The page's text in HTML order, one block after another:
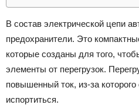
В состав электрической цепи
предохранители. Это
которые созданы для того,
элементы от перегрузок.
повышенный ток, из-за
испортиться.